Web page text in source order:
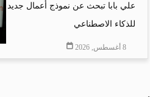
علي بابا تبحث عن نموذج أعمال جديد
للذكاء الاصطناعي
8 أغسطس, 2026